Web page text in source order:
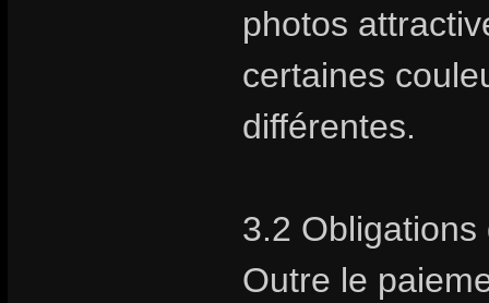
photos
certaines
différentes.
3.2
Outre le